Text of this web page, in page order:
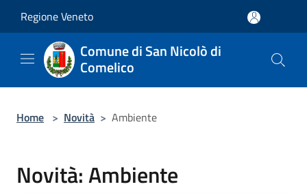
Regione Veneto
Comune di San Nicolò di
Comelico
Home > Novità > Ambiente
Novità: Ambiente